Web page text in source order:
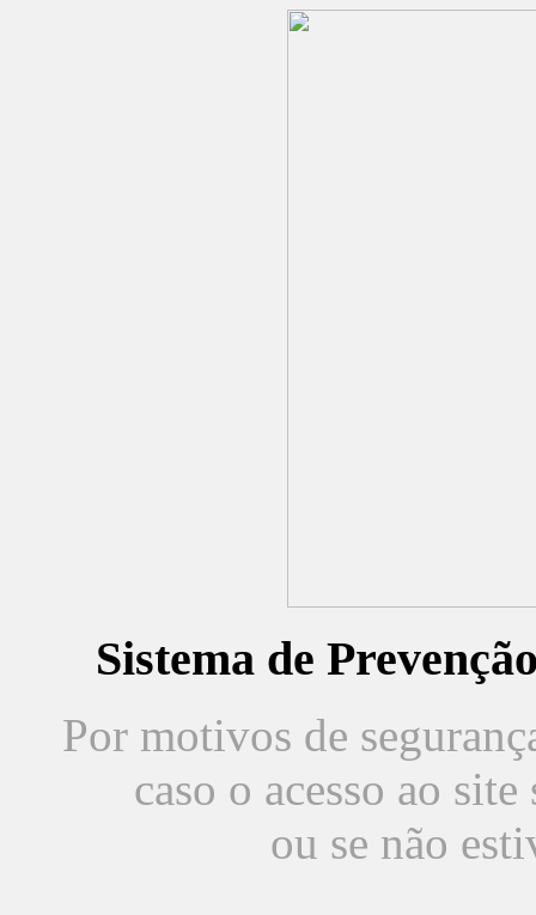
Sistema de
Por motivos de
caso o acesso ao
ou se não